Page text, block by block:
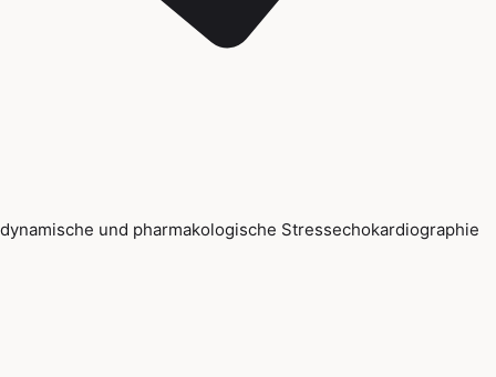
dynamische und pharmakologische Stressechokardiographie